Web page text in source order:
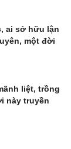
ai sở hữu lận
một đời
liệt, trồng
này truyền